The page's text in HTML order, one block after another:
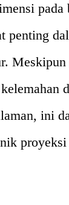
pada
penting
ini